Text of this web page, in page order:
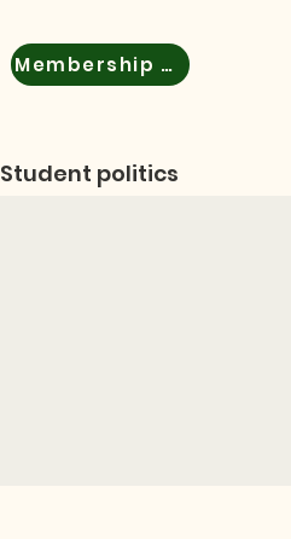
Membership certificate
Student politics